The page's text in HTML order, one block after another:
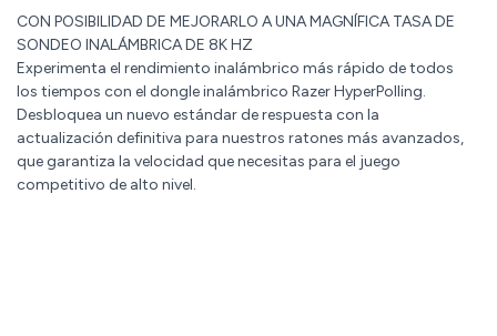
CON POSIBILIDAD DE MEJORARLO A UNA MAGNÍFICA TASA DE
SONDEO INALÁMBRICA DE 8K HZ
Experimenta el rendimiento inalámbrico más rápido de todos
los tiempos con el dongle inalámbrico Razer HyperPolling.
Desbloquea un nuevo estándar de respuesta con la
actualización definitiva para nuestros ratones más avanzados,
que garantiza la velocidad que necesitas para el juego
competitivo de alto nivel.